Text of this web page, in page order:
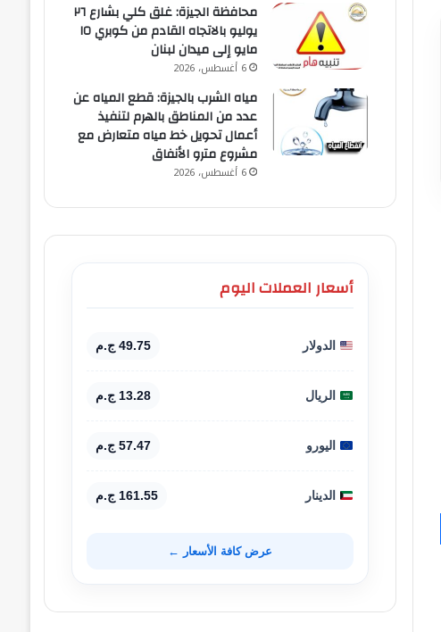
محافظة الجيزة: غلق كلي بشارع ٢٦
يوليو بالاتجاه القادم من كوبري ١٥
مايو إلى ميدان لبنان
6 أغسطس، 2026
مياه الشرب بالجيزة: قطع المياه عن
عدد من المناطق بالهرم لتنفيذ
أعمال تحويل خط مياه متعارض مع
مشروع مترو الأنفاق
6 أغسطس، 2026
أسعار العملات اليوم
الدولار 49.75 ج.م
الريال 13.28 ج.م
اليورو 57.47 ج.م
الدينار 161.55 ج.م
عرض كافة الأسعار ←